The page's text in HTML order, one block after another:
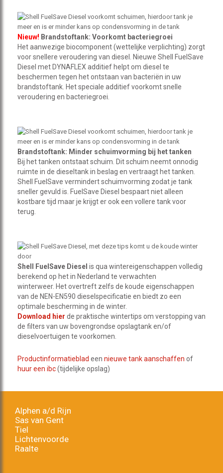
Nieuw! Brandstoftank: Voorkomt bacteriegroei
Het aanwezige biocomponent (wettelijke verplichting) zorgt
voor snellere veroudering van diesel. Nieuwe Shell FuelSave
Diesel met DYNAFLEX additief helpt om diesel te
beschermen tegen het ontstaan van bacteriën in uw
brandstoftank. Het speciale additief voorkomt snelle
veroudering en bacteriegroei.
Brandstoftank: Minder schuimvorming bij het tanken
Bij het tanken ontstaat schuim. Dit schuim neemt onnodig
ruimte in de dieseltank in beslag en vertraagt het tanken.
Shell FuelSave vermindert schuimvorming zodat je tank
sneller gevuld is. FuelSave Diesel bespaart niet alleen
kostbare tijd maar je krijgt er ook een vollere tank voor
terug.
Shell FuelSave Diesel is qua wintereigenschappen volledig
berekend op het in Nederland te verwachten
winterweer. Het overtreft zelfs de koude eigenschappen
van de NEN-EN590 dieselspecificatie en biedt zo een
optimale bescherming in de winter.
Download hier de praktische wintertips om verstopping van
de filters van uw bovengrondse opslagtank en/of
dieselvoertuigen te voorkomen.
Productinformatieblad een nieuwe tank aanschaffen of
huur een ibc(tijdelijke opslag)
Alphen a/d Rijn
Sas van Gent
Tiel
Lichtenvoorde
Raalte